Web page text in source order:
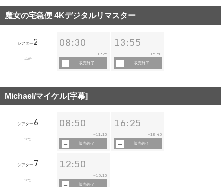
魔女の宅急便 4Kデジタルリマスター
シアター2
102分
08:30
~10:25
販売終了
13:55
~15:50
販売終了
Michael/マイケル[字幕]
シアター 6
127分
08:50
~ 11:10
販売終了
16:25
~ 18:45
販売終了
シアター 7
127分
12:50
~ 15:10
販売終了